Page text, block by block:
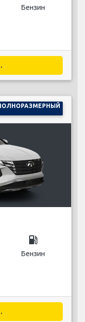
Бензин
local_gas_station
Бензин